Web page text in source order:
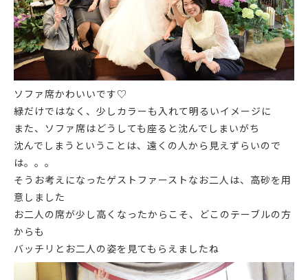
ソファ席かわいいです♡
緑だけではなく、少しカラーも入れて明るいイメージに
また、ソファ席はどうしても座ると沈んでしまいがち
沈んでしまうということは、遠くの人から見えずらいので
は。。。
そうお考えになったゲストファーストなお二人は、高砂を用
意しました
お二人の席が少し高くなったからこそ、どこのテーブルの方
からも
バッチリとお二人の姿を見てもらえましたね